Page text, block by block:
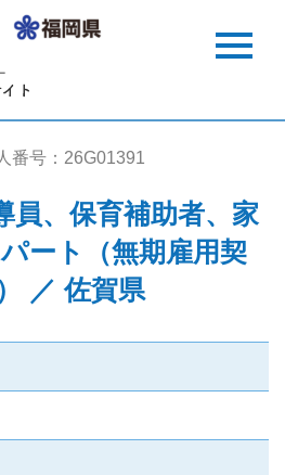
番号：26G01391
員、保育補助者、家
ート（無期雇用契
／ 佐賀県